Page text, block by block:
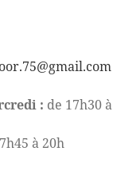
: de 17h30 à
à 20h